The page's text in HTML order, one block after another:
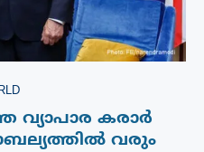
വ്യാപാര കരാർ
വരും